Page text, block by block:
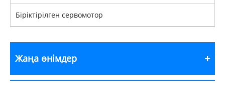
Біріктірілген сервомотор
Жаңа өнімдер